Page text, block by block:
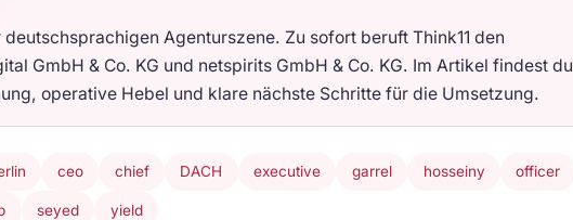
Agenturszene. Zu sofort beruft Think11 den
GmbH & Co. KG und netspirits GmbH & Co. KG. Im Artikel findest du
operative Hebel und klare nächste Schritte für die Umsetzung.
ceo chief DACH executive garrel hosseiny officer
seyed yield